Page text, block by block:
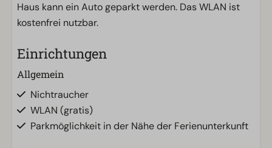
Haus kann ein Auto geparkt werden. Das WLAN ist
kostenfrei nutzbar.
Einrichtungen
Allgemein
Nichtraucher
WLAN (gratis)
Parkmöglichkeit in der Nähe der Ferienunterkunft